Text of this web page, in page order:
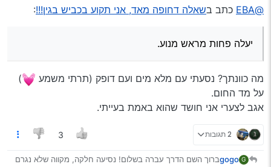
@EBA
כתב בשאלה דחופה מאד, אני תקוע בכביש בגין!!!:
יעלה פחות מראש מנוע.
מה כוונתך? נסעתי עם מלא מים ועם דופק (תרתי משמע
)
על מד החום.
אגב לצערי אני חושד שהוא באמת בעייתי.
2 תגובות 3
G
gogoברוך השם הדרך עברה בשלום! נסיעה חלקה, מקווה שלא נגרם